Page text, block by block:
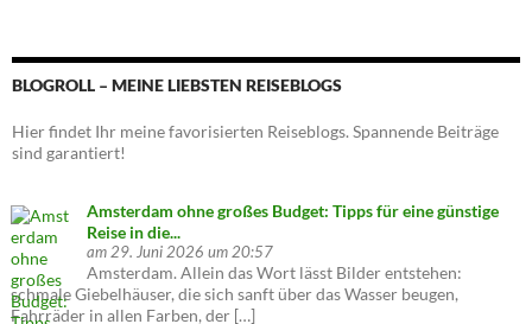
BLOGROLL – MEINE LIEBSTEN REISEBLOGS
Hier findet Ihr meine favorisierten Reiseblogs. Spannende Beiträge
sind garantiert!
Amsterdam ohne großes Budget: Tipps für eine günstige
Reise in die...
am 29. Juni 2026 um 20:57
Amsterdam. Allein das Wort lässt Bilder entstehen:
schmale Giebelhäuser, die sich sanft über das Wasser beugen,
Fahrräder in allen Farben, der […]